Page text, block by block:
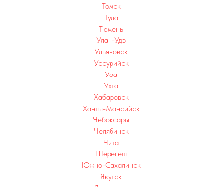
Томск
Тула
Тюмень
Улан-Удэ
Ульяновск
Уссурийск
Уфа
Ухта
Хабаровск
Ханты-Мансийск
Чебоксары
Челябинск
Чита
Шерегеш
Южно-Сахалинск
Якутск